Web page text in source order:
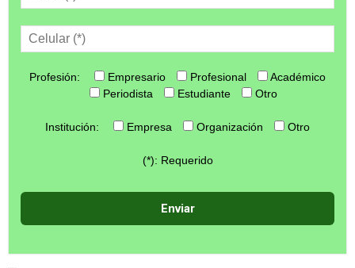
Profesión: Empresario Profesional
Académico
Periodista
Estudiante Otro
Institución: Empresa Organización Otro
(*): Requerido